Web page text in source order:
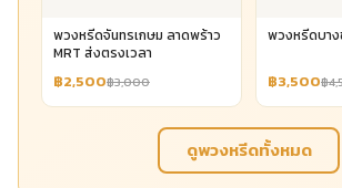
พวงหรีดจันทรเกษม ลาดพร้าว
MRT ส่งตรงเวลา
฿2,500฿3,000
พวงหรีดบา
฿3,500฿
ดูพวงหรีดทั้งหมด